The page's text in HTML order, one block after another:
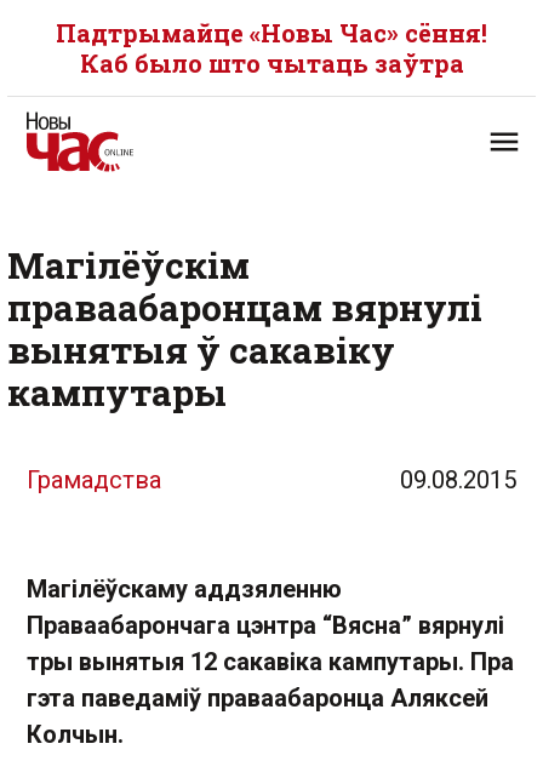
Падтрымайце «Новы Час» сёння!
Каб было што чытаць заўтра
Магілёўскім
праваабаронцам вярнулі
вынятыя ў сакавіку
кампутары
Грамадства 09.08.2015
Магілёўскаму аддзяленню
Праваабарончага цэнтра “Вясна” вярнулі
тры вынятыя 12 сакавіка кампутары. Пра
гэта паведаміў праваабаронца Аляксей
Колчын.